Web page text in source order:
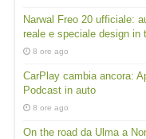
Narwal Freo 20 ufficiale:
reale e speciale design in
8 ore ago
CarPlay cambia ancora:
Podcast in auto
8 ore ago
On the road da Ulma a